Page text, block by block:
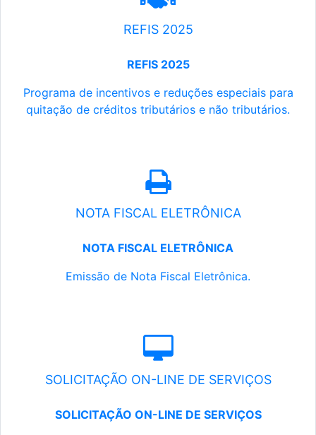
REFIS 2025
REFIS 2025
Programa de incentivos e reduções especiais para
quitação de créditos tributários e não tributários.
NOTA FISCAL ELETRÔNICA
NOTA FISCAL ELETRÔNICA
Emissão de Nota Fiscal Eletrônica.
SOLICITAÇÃO ON-LINE DE SERVIÇOS
SOLICITAÇÃO ON-LINE DE SERVIÇOS